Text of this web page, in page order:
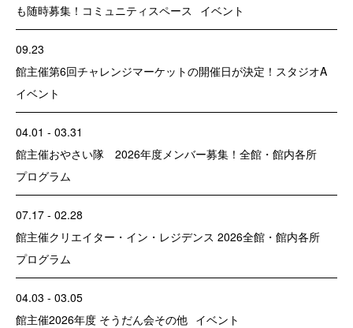
も随時募集！ コミュニティスペース イベント
09.23
館主催第6回チャレンジマーケットの開催日が決定！ スタジオA
イベント
04.01 - 03.31
館主催おやさい隊 2026年度メンバー募集！ 全館・館内各所
プログラム
07.17 - 02.28
館主催クリエイター・イン・レジデンス 2026全館・館内各所
プログラム
04.03 - 03.05
館主催2026年度 そうだん会その他 イベント